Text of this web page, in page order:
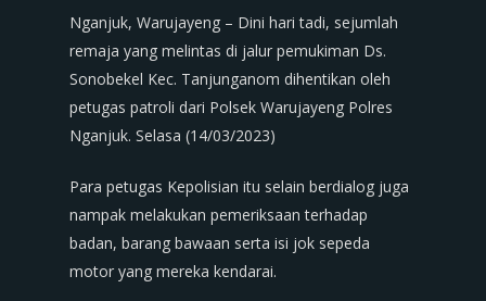
Nganjuk, Warujayeng – Dini hari tadi, sejumlah
remaja yang melintas di jalur pemukiman Ds.
Sonobekel Kec. Tanjunganom dihentikan oleh
petugas patroli dari Polsek Warujayeng Polres
Nganjuk. Selasa (14/03/2023)
Para petugas Kepolisian itu selain berdialog juga
nampak melakukan pemeriksaan terhadap
badan, barang bawaan serta isi jok sepeda
motor yang mereka kendarai.